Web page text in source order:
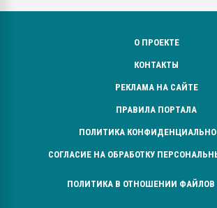
О ПРОЕКТЕ
КОНТАКТЫ
РЕКЛАМА НА САЙТЕ
ПРАВИЛА ПОРТАЛА
ПОЛИТИКА
СОГЛАСИЕ НА ОБРАБОТКУ
ПОЛИТИКА В ОТНОШЕНИИ ФАЙЛОВ